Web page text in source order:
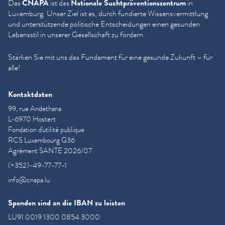
DasCNAPAist dasNationale Sucht­präven­tion­szen­trumin
Luxemburg. Unser Ziel ist es, durch fundierte Wis­sensver­mit­tlung
und unter­stützende politische Entschei­dun­gen einen gesunden
Lebensstil in unserer Gesellschaft zu fördern.
Stärken Sie mit uns das Fundament für eine gesunde Zukunft – für
alle!
Kontaktdaten
99, rue Andethana
L-6970 Hostert
Fondation d'utilité publique
RCS Luxembourg G36
Agrément SANTE 2026/07
(+352)-49-77-77-1
info@cnapa.lu
Spenden sind an die IBAN zu leisten
LU91 0019 1300 0854 3000